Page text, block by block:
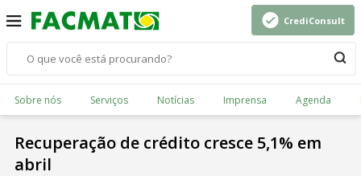
CrediConsult
Sobre nós Serviços Notícias Imprensa Agenda
Recuperação de crédito cresce 5,1% em
abril